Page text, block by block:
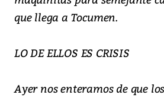
que llega a Tocumen.
LO DE ELLOS ES CRISIS
Ayer nos enteramos de que